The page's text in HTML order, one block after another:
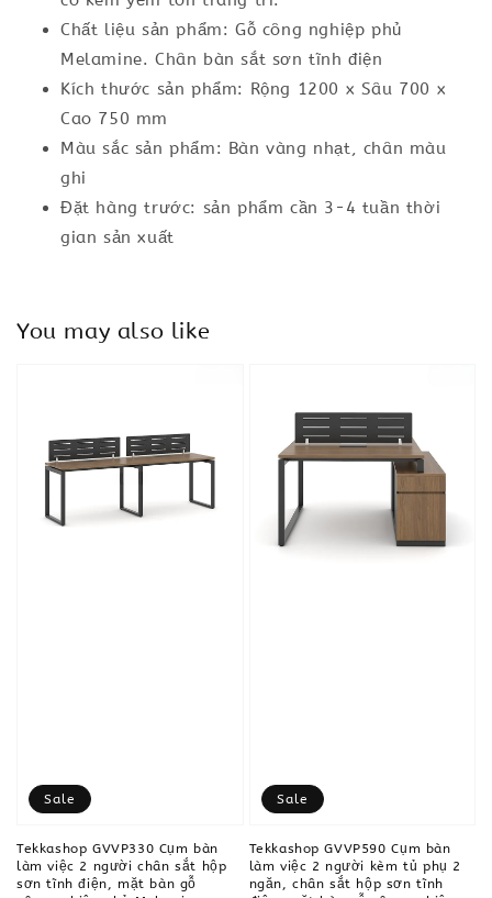
Chất liệu sản phẩm: Gỗ công nghiệp phủ
Melamine. Chân bàn sắt sơn tĩnh điện
Kích thước sản phẩm: Rộng 1200 x Sâu 700 x
Cao 750 mm
Màu sắc sản phẩm: Bàn vàng nhạt, chân màu
ghi
Đặt hàng trước: sản phẩm cần 3-4 tuần thời
gian sản xuất
You may also like
Sale
Tekkashop GVVP330 Cụm bàn
làm việc 2 người chân sắt hộp
sơn tĩnh điện, mặt bàn gỗ
Sale
Tekkashop GVVP590 Cụm bàn
làm việc 2 người kèm tủ phụ 2
ngăn, chân sắt hộp sơn tĩnh